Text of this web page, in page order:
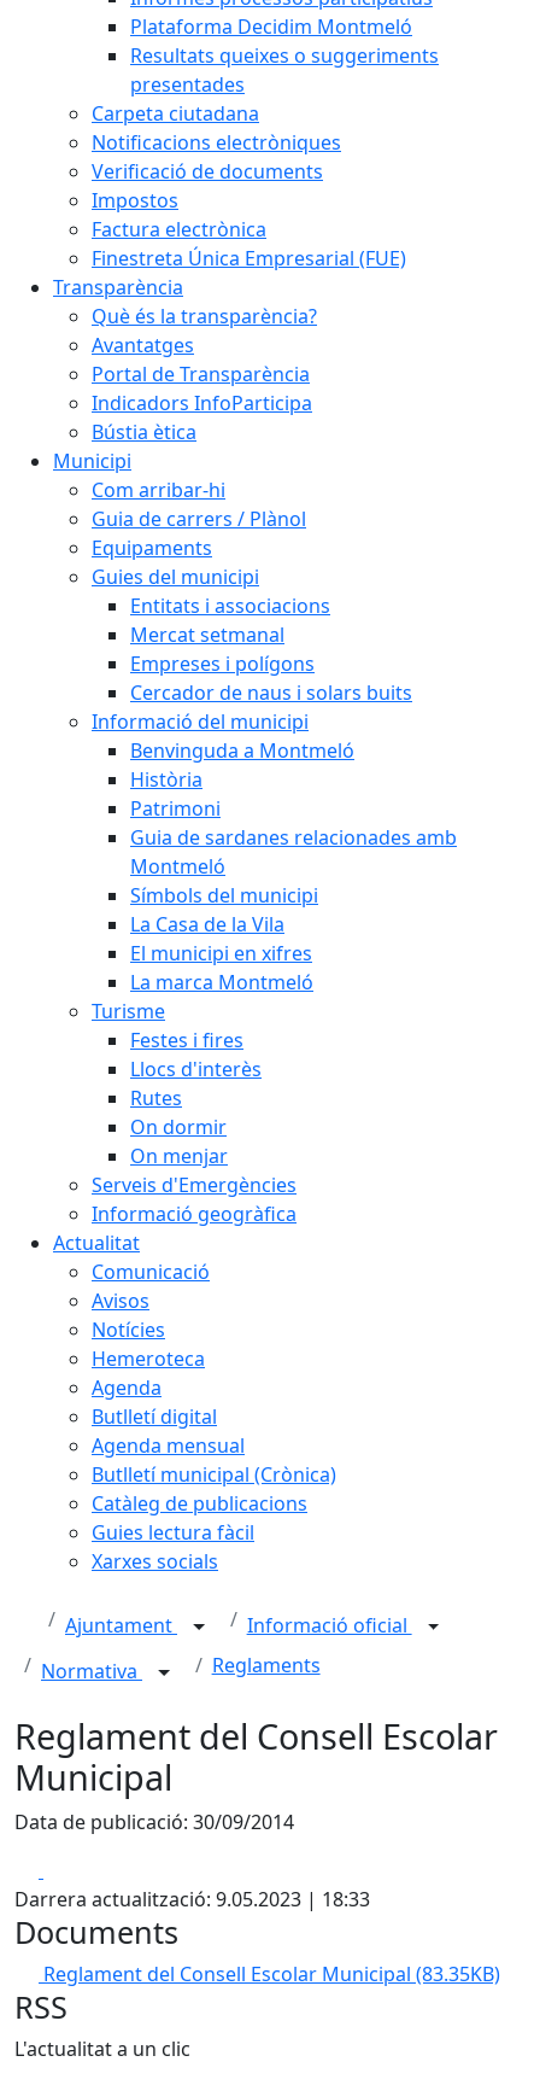
Plataforma Decidim Montmeló
Resultats queixes o suggeriments
presentades
Carpeta ciutadana
Notificacions electròniques
Verificació de documents
Impostos
Factura electrònica
Finestreta Única Empresarial (FUE)
Transparència
Què és la transparència?
Avantatges
Portal de Transparència
Indicadors InfoParticipa
Bústia ètica
Municipi
Com arribar-hi
Guia de carrers / Plànol
Equipaments
Guies del municipi
Entitats i associacions
Mercat setmanal
Empreses i polígons
Cercador de naus i solars buits
Informació del municipi
Benvinguda a Montmeló
Història
Patrimoni
Guia de sardanes relacionades amb
Montmeló
Símbols del municipi
La Casa de la Vila
El municipi en xifres
La marca Montmeló
Turisme
Festes i fires
Llocs d'interès
Rutes
On dormir
On menjar
Serveis d'Emergències
Informació geogràfica
Actualitat
Comunicació
Avisos
Notícies
Hemeroteca
Agenda
Butlletí digital
Agenda mensual
Butlletí municipal (Crònica)
Catàleg de publicacions
Guies lectura fàcil
Xarxes socials
Ajuntament
Informació oficial
Normativa
Reglaments
Reglament del Consell Escolar
Municipal
Data de publicació: 30/09/2014
Darrera actualització: 9.05.2023 | 18:33
Documents
Reglament del Consell Escolar Municipal (83.35KB)
RSS
L'actualitat a un clic